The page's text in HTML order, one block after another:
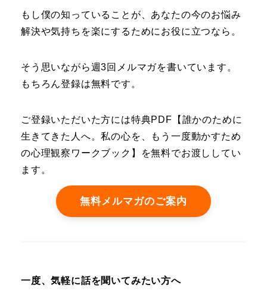
もし僕の知っていることが、あなたの今のお悩み
解決や気持ちを楽にするためにお役に立つなら。
そう思いながら週3回メルマガを書いています。
もちろん登録は無料です。
ご登録いただいた方には特典PDF【誰かのために
生きてきた人へ。私の心を、もう一度動かすため
の心理観察ワークブック】を無料でお渡ししてい
ます。
無料メルマガのご案内
一度、気軽に話を聞いてみたい方へ